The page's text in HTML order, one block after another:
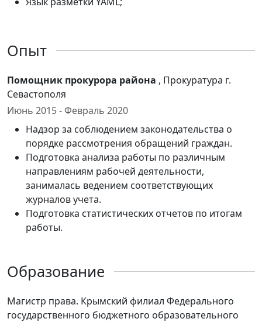
Опыт
Помощник прокурора района , Прокуратура г.
Севастополя
Июнь 2015 - Февраль 2020
Надзор за соблюдением законодательства о
порядке рассмотрения обращений граждан.
Подготовка анализа работы по различным
направлениям рабочей деятельности,
занималась ведением соответствующих
журналов учета.
Подготовка статистических отчетов по итогам
работы.
Образование
Магистр права. Крымский филиал Федерального
государственного бюджетного образовательного